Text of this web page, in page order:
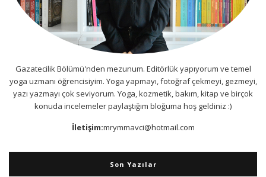
Gazatecilik Bölümü'nden mezunum. Editörlük yapıyorum ve temel
yoga uzmanı öğrencisiyim. Yoga yapmayı, fotoğraf çekmeyi, gezmeyi,
yazı yazmayı çok seviyorum. Yoga, kozmetik, bakım, kitap ve birçok
konuda incelemeler paylaştığım bloğuma hoş geldiniz :)
İletişim:mrymmavci@hotmail.com
Son Yazılar